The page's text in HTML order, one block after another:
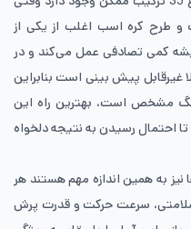
طرح کره اسب اغلب از یکی از
کمی تصادفی عمل می‌کند و در
غیرقابل پیش بینی است بنابراین
مشخص است، بهترین راه این
احتمال رسیدن به نتیجه دلخواه
به همین اندازه مهم هستند هر
سرعت حرکت و قدرت پرش